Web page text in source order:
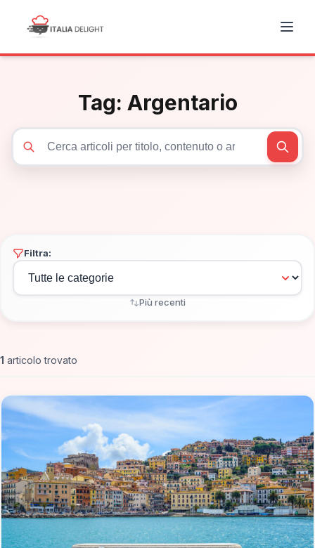
Tag: Argentario
Filtra:
Più recenti
1 articolo trovato